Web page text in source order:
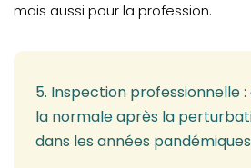
mais aussi pour la profession.
5. Inspection professionnelle
la normale après la
dans les années pandémiques